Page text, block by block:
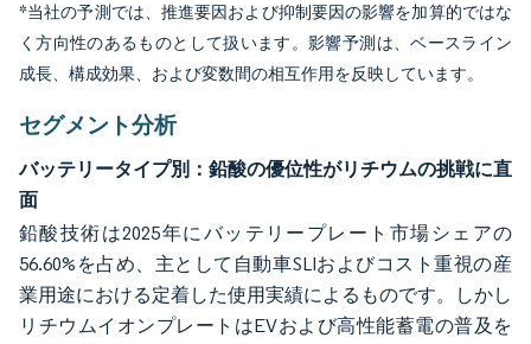
*当社の予測では、推進要因および抑制要因の影響を加算的ではな
く方向性のあるものとして扱います。影響予測は、ベースライン
成長、構成効果、および変数間の相互作用を反映しています。
セグメント分析
バッテリータイプ別：鉛酸の優位性がリチウムの挑戦に直
面
鉛酸技術は2025年にバッテリープレート市場シェアの
56.60%を占め、主として自動車SLIおよびコスト重視の産
業用途における定着した使用実績によるものです。しかし
リチウムイオンプレートはEVおよび高性能蓄電の普及を